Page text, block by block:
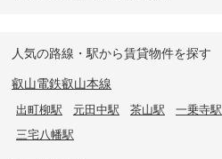
人気の路線・駅から賃貸物件を探す
叡山電鉄叡山本線
出町柳駅 元田中駅 茶山駅 一乗寺駅
三宅八幡駅